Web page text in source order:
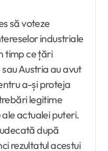
să voteze
industriale
timp ce țări
Austria au avut
a-și proteja
legitime
actualei puteri.
după
rezultatul acestui